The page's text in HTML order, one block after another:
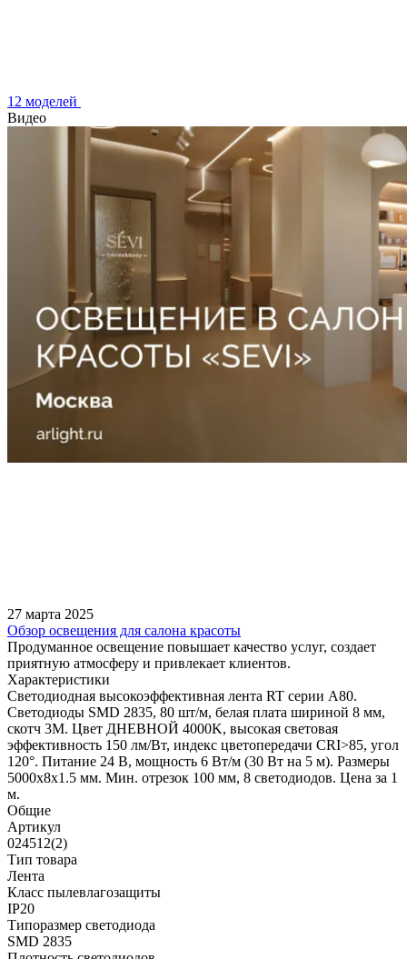
12 моделей
Видео
27 марта 2025
Обзор освещения для салона красоты
Продуманное освещение повышает качество услуг, создает
приятную атмосферу и привлекает клиентов.
Характеристики
Светодиодная высокоэффективная лента RT серии A80.
Светодиоды SMD 2835, 80 шт/м, белая плата шириной 8 мм,
скотч 3M. Цвет ДНЕВНОЙ 4000K, высокая световая
эффективность 150 лм/Вт, индекс цветопередачи CRI>85, угол
120°. Питание 24 В, мощность 6 Вт/м (30 Вт на 5 м). Размеры
5000x8x1.5 мм. Мин. отрезок 100 мм, 8 светодиодов. Цена за 1
м.
Общие
Артикул
024512(2)
Тип товара
Лента
Класс пылевлагозащиты
IP20
Типоразмер светодиода
SMD 2835